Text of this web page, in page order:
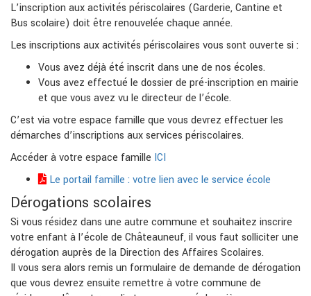
L’inscription aux activités périscolaires (Garderie, Cantine et
Bus scolaire) doit être renouvelée chaque année.
Les inscriptions aux activités périscolaires vous sont ouverte si :
Vous avez déjà été inscrit dans une de nos écoles.
Vous avez effectué le dossier de pré-inscription en mairie
et que vous avez vu le directeur de l’école.
C’est via votre espace famille que vous devrez effectuer les
démarches d’inscriptions aux services périscolaires.
Accéder à votre espace famille ICI
Le portail famille : votre lien avec le service école
Dérogations scolaires
Si vous résidez dans une autre commune et souhaitez inscrire
votre enfant à l’école de Châteauneuf, il vous faut solliciter une
dérogation auprès de la Direction des Affaires Scolaires.
Il vous sera alors remis un formulaire de demande de dérogation
que vous devrez ensuite remettre à votre commune de